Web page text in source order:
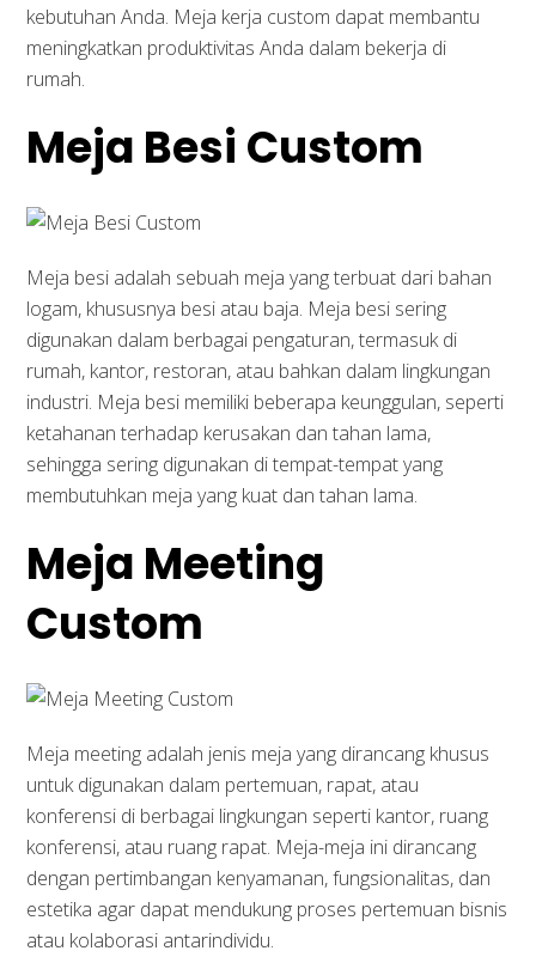
kebutuhan Anda. Meja kerja custom dapat membantu
meningkatkan produktivitas Anda dalam bekerja di
rumah.
Meja Besi Custom
Meja besi adalah sebuah meja yang terbuat dari bahan
logam, khususnya besi atau baja. Meja besi sering
digunakan dalam berbagai pengaturan, termasuk di
rumah, kantor, restoran, atau bahkan dalam lingkungan
industri. Meja besi memiliki beberapa keunggulan, seperti
ketahanan terhadap kerusakan dan tahan lama,
sehingga sering digunakan di tempat-tempat yang
membutuhkan meja yang kuat dan tahan lama.
Meja Meeting
Custom
Meja meeting adalah jenis meja yang dirancang khusus
untuk digunakan dalam pertemuan, rapat, atau
konferensi di berbagai lingkungan seperti kantor, ruang
konferensi, atau ruang rapat. Meja-meja ini dirancang
dengan pertimbangan kenyamanan, fungsionalitas, dan
estetika agar dapat mendukung proses pertemuan bisnis
atau kolaborasi antarindividu.